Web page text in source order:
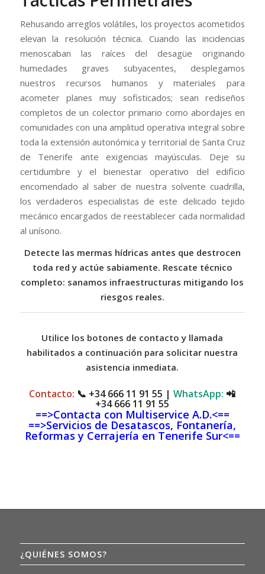
Rehusando arreglos volátiles, los proyectos acometidos
elevan la resolución técnica. Cuando las incidencias
menoscaban las raíces del desagüe originando
humedades graves subyacentes, desplegamos
nuestros recursos humanos y materiales para
acometer planes muy sofisticados; sean rediseños
completos de un colector primario como abordajes en
comunidades con una amplitud operativa integral sobre
toda la extensión autonómica y territorial de Santa Cruz
de Tenerife ante exigencias mayúsculas. Deje su
certidumbre y el bienestar operativo del edificio
encomendado al saber de nuestra solvente cuadrilla,
los verdaderos especialistas de este delicado tejido
mecánico encargados de reestablecer cada normalidad
al unísono.
Detecte las mermas hídricas antes que destrocen
toda red y actúe sabiamente. Rescate técnico
completo: sanamos infraestructuras mitigando los
riesgos reales.
Utilice los botones de contacto y llamada
habilitados a continuación para solicitar nuestra
asistencia inmediata.
Contacto: 📞 +34 666 11 91 55 |WhatsApp: 📲
+34 666 11 91 55
==>Contacta con Multiservice A.D.<==
==>Servicios de Desatascos, Fontanería,
Reformas y Cerrajería en Tenerife Sur<==
¿QUIÉNES SOMOS?